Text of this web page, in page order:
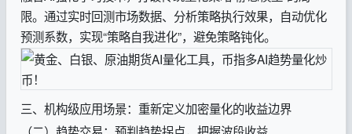
限。通过实时回测市场数据、分析策略执行效果，自动优化
预测系数，实现“策略自我进化”，避免策略钝化。
三、机构级应用场景：重新定义加密量化的收益边界